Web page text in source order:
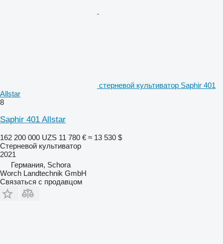
стерневой культиватор Saphir 401
Allstar
8
Saphir 401 Allstar
162 200 000 UZS 11 780 € ≈ 13 530 $
Стерневой культиватор
2021
Германия, Schora
Worch Landtechnik GmbH
Связаться с продавцом